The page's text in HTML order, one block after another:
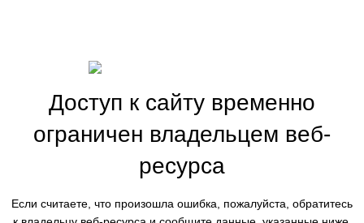
Доступ к сайту временно
ограничен владельцем веб-
ресурса
Если считаете, что произошла ошибка, пожалуйста, обратитесь